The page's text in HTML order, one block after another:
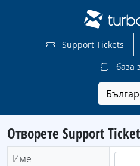
Support Tickets
база
Отворете Support
Име